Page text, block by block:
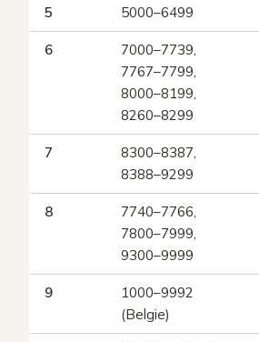
5 5000–6499
6
7000–7739,
7767–7799,
8000–8199,
8260–8299
7
8300–8387,
8388–9299
8
7740–7766,
7800–7999,
9300–9999
9
1000–9992
(Belgie)